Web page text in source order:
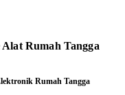
Rumah Tangga
Rumah Tangga